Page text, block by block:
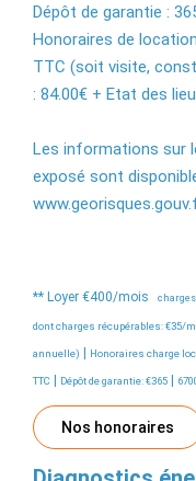
Dépôt de garantie :
Honoraires de
TTC (soit visite,
: 84.00€ + Etat des
Les informations sur
exposé sont
** Loyer €400/mois
dont charges récupérables:
annuelle) | Honoraires charge
TTC | Dépôt de garantie: €365 |
Nos honoraires